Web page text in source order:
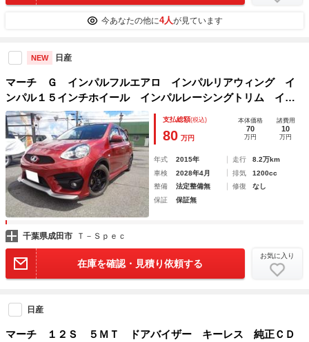
今あなたの他に4人が見ています
NEW 日産
マーチ Ｇ インパルフルエアロ インパルリアウィング イ
ンパル１５インチホイール インパルレーシングトリム イン
パルエアロサイドバイザー インパルマフラー インパルサス
ペンション インパルエンブレム
支払総額(税込)
80 万円
本体価格
70
万円
諸費用
10
万円
年式 2015年 走行
8.2万km
車検
2028年4月 排気
1200cc
整備
法定整備無 修復
なし
保証
保証無
千葉県成田市 Ｔ－Ｓｐｅｃ
在庫を確認・見積り依頼する
お気に入り
日産
マーチ １２Ｓ ５ＭＴ ドアバイザー キーレス 純正ＣＤ